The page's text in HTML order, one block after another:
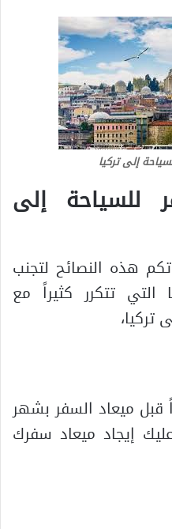
إلى تركيا
للسياحة إلى
هذه النصائح لتجنب
تتكرر كثيراً مع
تركيا،
قبل ميعاد السفر بشهر
إيجاد ميعاد سفرك